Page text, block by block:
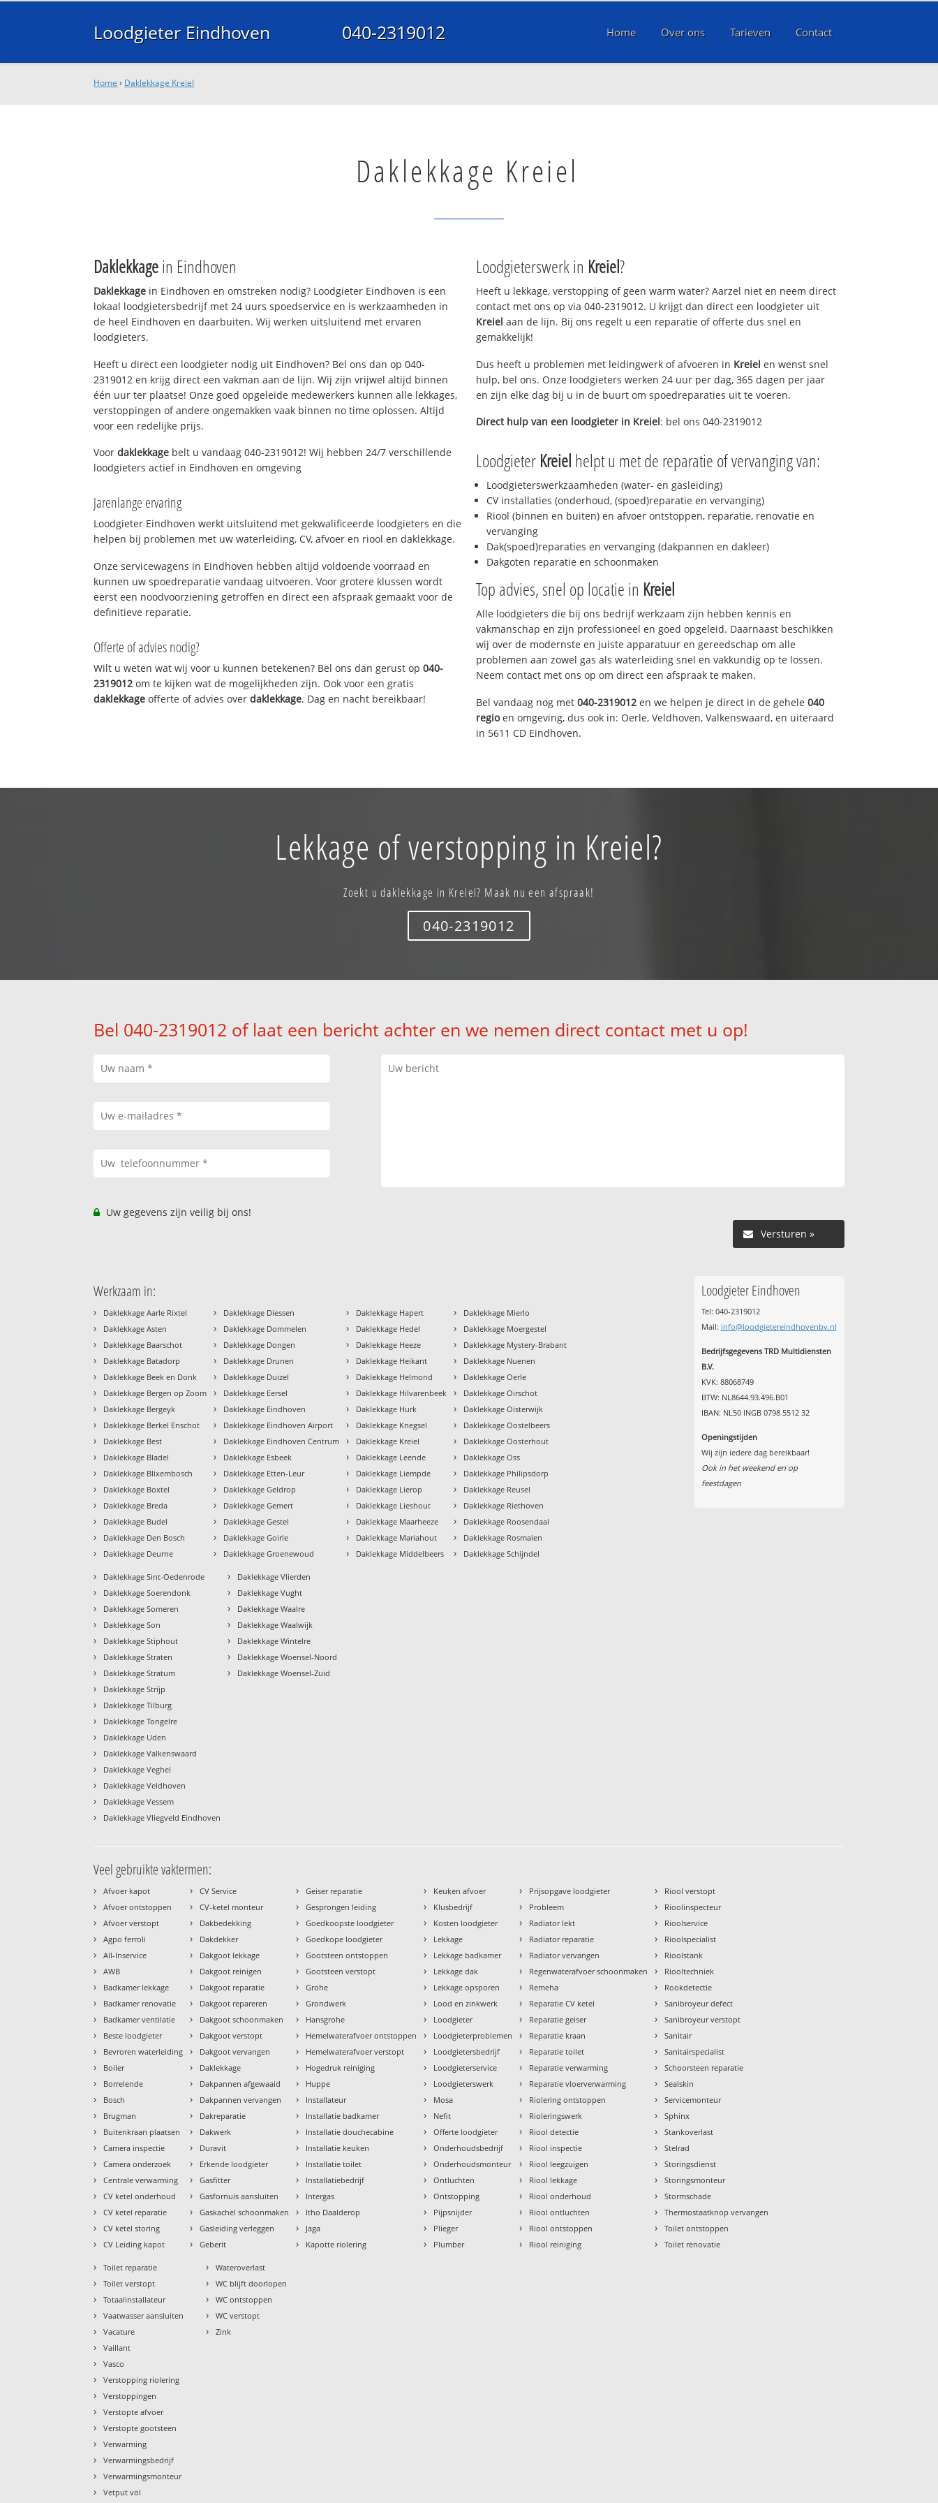
Loodgieter Eindhoven 040-2319012 Home Over ons Tarieven Contact
Home › Daklekkage Kreiel
Daklekkage Kreiel
Daklekkagein Eindhoven
Daklekkage in Eindhoven en omstreken nodig? Loodgieter Eindhoven is een
lokaal loodgietersbedrijf met 24 uurs spoedservice en is werkzaamheden in
de heel Eindhoven en daarbuiten. Wij werken uitsluitend met ervaren
loodgieters.
Heeft u direct een loodgieter nodig uit Eindhoven? Bel ons dan op 040-
2319012 en krijg direct een vakman aan de lijn. Wij zijn vrijwel altijd binnen
één uur ter plaatse! Onze goed opgeleide medewerkers kunnen alle lekkages,
verstoppingen of andere ongemakken vaak binnen no time oplossen. Altijd
voor een redelijke prijs.
Voordaklekkage belt u vandaag 040-2319012! Wij hebben 24/7 verschillende
loodgieters actief in Eindhoven en omgeving
Jarenlange ervaring
Loodgieter Eindhoven werkt uitsluitend met gekwalificeerde loodgieters en die
helpen bij problemen met uw waterleiding, CV, afvoer en riool en daklekkage.
Onze servicewagens in Eindhoven hebben altijd voldoende voorraad en
kunnen uw spoedreparatie vandaag uitvoeren. Voor grotere klussen wordt
eerst een noodvoorziening getroffen en direct een afspraak gemaakt voor de
definitieve reparatie.
Offerte of advies nodig?
Wilt u weten wat wij voor u kunnen betekenen? Bel ons dan gerust op040-
2319012 om te kijken wat de mogelijkheden zijn. Ook voor een gratis
daklekkage offerte of advies overdaklekkage. Dag en nacht bereikbaar!
Loodgieterswerk in Kreiel?
Heeft u lekkage, verstopping of geen warm water? Aarzel niet en neem direct
contact met ons op via 040-2319012. U krijgt dan direct een loodgieter uit
Kreiel aan de lijn. Bij ons regelt u een reparatie of offerte dus snel en
gemakkelijk!
Dus heeft u problemen met leidingwerk of afvoeren in Kreiel en wenst snel
hulp, bel ons. Onze loodgieters werken 24 uur per dag, 365 dagen per jaar
en zijn elke dag bij u in de buurt om spoedreparaties uit te voeren.
Direct hulp van een loodgieter in Kreiel: bel ons 040-2319012
Loodgieter Kreiel helpt u met de reparatie of vervanging van:
Loodgieterswerkzaamheden (water- en gasleiding)
CV installaties (onderhoud, (spoed)reparatie en vervanging)
Riool (binnen en buiten) en afvoer ontstoppen, reparatie, renovatie en
vervanging
Dak(spoed)reparaties en vervanging (dakpannen en dakleer)
Dakgoten reparatie en schoonmaken
Top advies, snel op locatie in Kreiel
Alle loodgieters die bij ons bedrijf werkzaam zijn hebben kennis en
vakmanschap en zijn professioneel en goed opgeleid. Daarnaast beschikken
wij over de modernste en juiste apparatuur en gereedschap om alle
problemen aan zowel gas als waterleiding snel en vakkundig op te lossen.
Neem contact met ons op om direct een afspraak te maken.
Bel vandaag nog met 040-2319012 en we helpen je direct in de gehele 040
regioen omgeving, dus ook in: Oerle, Veldhoven, Valkenswaard, en uiteraard
in 5611 CD Eindhoven.
Lekkage of verstopping in Kreiel?
Zoekt u daklekkage in Kreiel? Maak nu een afspraak!
040-2319012
Bel 040-2319012 of laat een bericht achter en we nemen direct contact met u op!
Uw gegevens zijn veilig bij ons!
Versturen »
Werkzaam in:
› Daklekkage Aarle Rixtel
› Daklekkage Asten
› Daklekkage Baarschot
› Daklekkage Batadorp
› Daklekkage Beek en Donk
› Daklekkage Bergen op Zoom
› Daklekkage Bergeyk
› Daklekkage Berkel Enschot
› Daklekkage Best
› Daklekkage Bladel
› Daklekkage Blixembosch
› Daklekkage Boxtel
› Daklekkage Breda
› Daklekkage Budel
› Daklekkage Den Bosch
› Daklekkage Deurne
› Daklekkage Diessen
› Daklekkage Dommelen
› Daklekkage Dongen
› Daklekkage Drunen
› Daklekkage Duizel
› Daklekkage Eersel
› Daklekkage Eindhoven
› Daklekkage Eindhoven Airport
› Daklekkage Eindhoven Centrum
› Daklekkage Esbeek
› Daklekkage Etten-Leur
› Daklekkage Geldrop
› Daklekkage Gemert
› Daklekkage Gestel
› Daklekkage Goirle
› Daklekkage Groenewoud
› Daklekkage Hapert
› Daklekkage Hedel
› Daklekkage Heeze
› Daklekkage Heikant
› Daklekkage Helmond
› Daklekkage Hilvarenbeek
› Daklekkage Hurk
› Daklekkage Knegsel
› Daklekkage Kreiel
› Daklekkage Leende
› Daklekkage Liempde
› Daklekkage Lierop
› Daklekkage Lieshout
› Daklekkage Maarheeze
› Daklekkage Mariahout
› Daklekkage Middelbeers
› Daklekkage Mierlo
› Daklekkage Moergestel
› Daklekkage Mystery-Brabant
› Daklekkage Nuenen
› Daklekkage Oerle
› Daklekkage Oirschot
› Daklekkage Oisterwijk
› Daklekkage Oostelbeers
› Daklekkage Oosterhout
› Daklekkage Oss
› Daklekkage Philipsdorp
› Daklekkage Reusel
› Daklekkage Riethoven
› Daklekkage Roosendaal
› Daklekkage Rosmalen
› Daklekkage Schijndel
› Daklekkage Sint-Oedenrode
› Daklekkage Soerendonk
› Daklekkage Someren
› Daklekkage Son
› Daklekkage Stiphout
› Daklekkage Straten
› Daklekkage Stratum
› Daklekkage Strijp
› Daklekkage Tilburg
› Daklekkage Tongelre
› Daklekkage Uden
› Daklekkage Valkenswaard
› Daklekkage Veghel
› Daklekkage Veldhoven
› Daklekkage Vessem
› Daklekkage Vliegveld Eindhoven
› Daklekkage Vlierden
› Daklekkage Vught
› Daklekkage Waalre
› Daklekkage Waalwijk
› Daklekkage Wintelre
› Daklekkage Woensel-Noord
› Daklekkage Woensel-Zuid
Loodgieter Eindhoven
Tel: 040-2319012
Mail: info@loodgietereindhovenbv.nl
Bedrijfsgegevens TRD Multidiensten
B.V.
KVK: 88068749
BTW: NL8644.93.496.B01
IBAN: NL50 INGB 0798 5512 32
Openingstijden
Wij zijn iedere dag bereikbaar!
Ook in het weekend en op
feestdagen
Veel gebruikte vaktermen:
› Afvoer kapot
› Afvoer ontstoppen
› Afvoer verstopt
› Agpo ferroli
› All-Inservice
› AWB
› Badkamer lekkage
› Badkamer renovatie
› Badkamer ventilatie
› Beste loodgieter
› Bevroren waterleiding
› Boiler
› Borrelende
› Bosch
› Brugman
› Buitenkraan plaatsen
› Camera inspectie
› Camera onderzoek
› Centrale verwarming
› CV ketel onderhoud
› CV ketel reparatie
› CV ketel storing
› CV Leiding kapot
› CV Service
› CV-ketel monteur
› Dakbedekking
› Dakdekker
› Dakgoot lekkage
› Dakgoot reinigen
› Dakgoot reparatie
› Dakgoot repareren
› Dakgoot schoonmaken
› Dakgoot verstopt
› Dakgoot vervangen
› Daklekkage
› Dakpannen afgewaaid
› Dakpannen vervangen
› Dakreparatie
› Dakwerk
› Duravit
› Erkende loodgieter
› Gasfitter
› Gasfornuis aansluiten
› Gaskachel schoonmaken
› Gasleiding verleggen
› Geberit
› Geiser reparatie
› Gesprongen leiding
› Goedkoopste loodgieter
› Goedkope loodgieter
› Gootsteen ontstoppen
› Gootsteen verstopt
› Grohe
› Grondwerk
› Hansgrohe
› Hemelwaterafvoer ontstoppen
› Hemelwaterafvoer verstopt
› Hogedruk reiniging
› Huppe
› Installateur
› Installatie badkamer
› Installatie douchecabine
› Installatie keuken
› Installatie toilet
› Installatiebedrijf
› Intergas
› Itho Daalderop
› Jaga
› Kapotte riolering
› Keuken afvoer
› Klusbedrijf
› Kosten loodgieter
› Lekkage
› Lekkage badkamer
› Lekkage dak
› Lekkage opsporen
› Lood en zinkwerk
› Loodgieter
› Loodgieterproblemen
› Loodgietersbedrijf
› Loodgieterservice
› Loodgieterswerk
› Mosa
› Nefit
› Offerte loodgieter
› Onderhoudsbedrijf
› Onderhoudsmonteur
› Ontluchten
› Ontstopping
› Pijpsnijder
› Plieger
› Plumber
› Prijsopgave loodgieter
› Probleem
› Radiator lekt
› Radiator reparatie
› Radiator vervangen
› Regenwaterafvoer schoonmaken
› Remeha
› Reparatie CV ketel
› Reparatie geiser
› Reparatie kraan
› Reparatie toilet
› Reparatie verwarming
› Reparatie vloerverwarming
› Riolering ontstoppen
› Rioleringswerk
› Riool detectie
› Riool inspectie
› Riool leegzuigen
› Riool lekkage
› Riool onderhoud
› Riool ontluchten
› Riool ontstoppen
› Riool reiniging
› Riool verstopt
› Rioolinspecteur
› Rioolservice
› Rioolspecialist
› Rioolstank
› Riooltechniek
› Rookdetectie
› Sanibroyeur defect
› Sanibroyeur verstopt
› Sanitair
› Sanitairspecialist
› Schoorsteen reparatie
› Sealskin
› Servicemonteur
› Sphinx
› Stankoverlast
› Stelrad
› Storingsdienst
› Storingsmonteur
› Stormschade
› Thermostaatknop vervangen
› Toilet ontstoppen
› Toilet renovatie
› Toilet reparatie
› Toilet verstopt
› Totaalinstallateur
› Vaatwasser aansluiten
› Vacature
› Vaillant
› Vasco
› Verstopping riolering
› Verstoppingen
› Verstopte afvoer
› Verstopte gootsteen
› Verwarming
› Verwarmingsbedrijf
› Verwarmingsmonteur
› Vetput vol
› Wateroverlast
› WC blijft doorlopen
› WC ontstoppen
› WC verstopt
› Zink